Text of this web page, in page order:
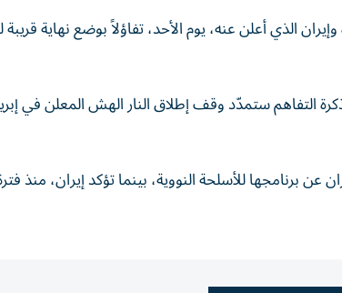
وإيران الذي أعلن عنه، يوم الأحد، تفاؤلاً بوضع نهاية
عن برنامجها للأسلحة النووية، بينما تؤكد ‌إيران، منذ